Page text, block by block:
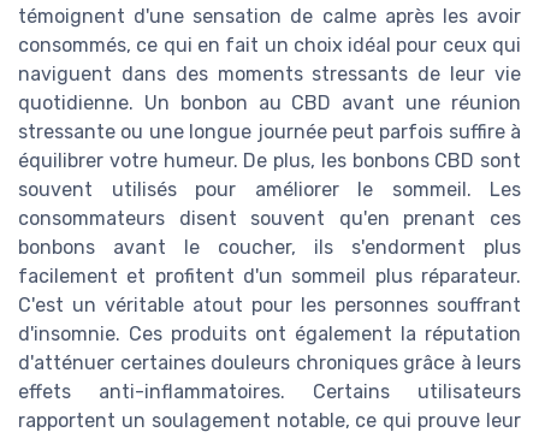
témoignent d'une sensation de calme après les avoir
consommés, ce qui en fait un choix idéal pour ceux qui
naviguent dans des moments stressants de leur vie
quotidienne. Un bonbon au CBD avant une réunion
stressante ou une longue journée peut parfois suffire à
équilibrer votre humeur. De plus, les bonbons CBD sont
souvent utilisés pour améliorer le sommeil. Les
consommateurs disent souvent qu'en prenant ces
bonbons avant le coucher, ils s'endorment plus
facilement et profitent d'un sommeil plus réparateur.
C'est un véritable atout pour les personnes souffrant
d'insomnie. Ces produits ont également la réputation
d'atténuer certaines douleurs chroniques grâce à leurs
effets anti-inflammatoires. Certains utilisateurs
rapportent un soulagement notable, ce qui prouve leur